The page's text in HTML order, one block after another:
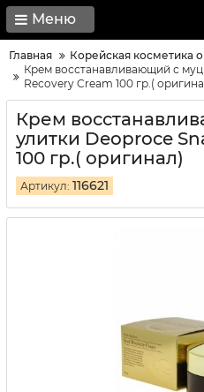
Меню
Главная Корейская косметика
Крем восстанавливающий с
Recovery Cream 100 гр.(
Крем
улитки Deoproce
100 гр.( оригинал)
Артикул: 116621